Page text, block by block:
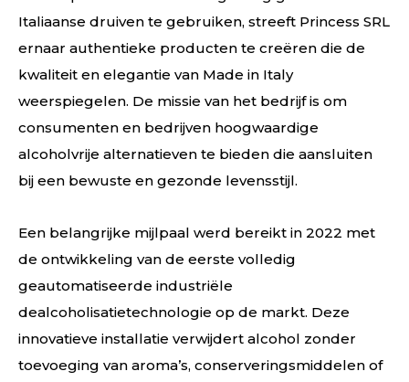
Italiaanse druiven te gebruiken, streeft Princess SRL
ernaar authentieke producten te creëren die de
kwaliteit en elegantie van Made in Italy
weerspiegelen. De missie van het bedrijf is om
consumenten en bedrijven hoogwaardige
alcoholvrije alternatieven te bieden die aansluiten
bij een bewuste en gezonde levensstijl.
Een belangrijke mijlpaal werd bereikt in 2022 met
de ontwikkeling van de eerste volledig
geautomatiseerde industriële
dealcoholisatietechnologie op de markt. Deze
innovatieve installatie verwijdert alcohol zonder
toevoeging van aroma’s, conserveringsmiddelen of